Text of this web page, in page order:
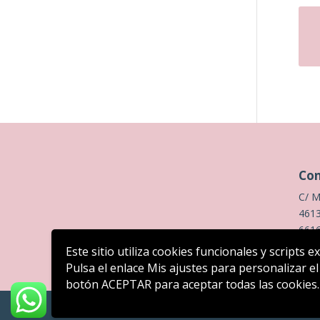
Este sitio utiliza cookies funcionales y scripts
Pulsa el enlace Mis ajustes para personalizar
botón ACEPTAR para aceptar todas las cookies.
C/